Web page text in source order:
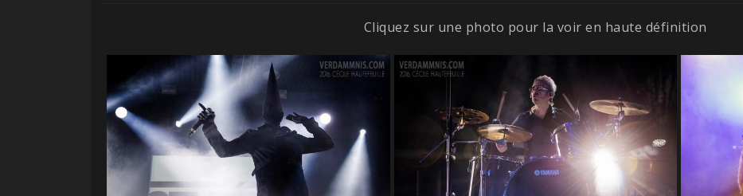
Cliquez sur une photo pour la voir en haute définition